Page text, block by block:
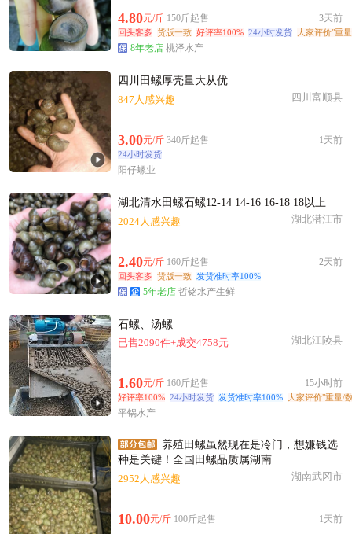
4.80元/斤 150斤起售 3天前
回头客多 货版一致 好评率100% 24小时发货 大家评价"重
8年老店 桃泽水产
四川田螺厚壳量大从优
847人感兴趣
四川富顺县
3.00元/斤 340斤起售 1天前
24小时发货
阳仔螺业
湖北清水田螺石螺12-14 14-16 16-18 18以上
2024人感兴趣
湖北潜江市
2.40元/斤 160斤起售 2天前
回头客多 货版一致 发货准时率100%
5年老店 哲铭水产生鲜
石螺、汤螺
已售2090件+成交4758元
湖北江陵县
1.60元/斤 160斤起售 15小时前
好评率100% 24小时发货 发货准时率100% 大家评价"重量/
平锅水产
养殖田螺虽然现在是冷门，想嫌钱选
种是关键！全国田螺品质属湖南
2952人感兴趣
湖南武冈市
10.00元/斤 100斤起售
1天前